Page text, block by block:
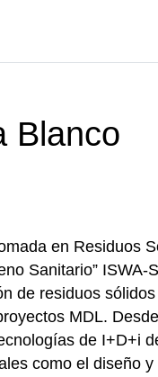
Blanco
en Residuos
Sanitario”
de residuos
MDL.
de I+D+i
como el diseño